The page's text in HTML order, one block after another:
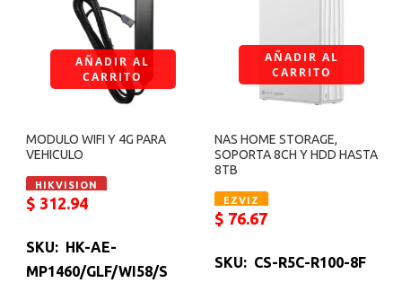
MODULO WIFI Y 4G PARA
VEHICULO
HIKVISION
$ 312.94
SKU: HK-AE-
MP1460/GLF/WI58/S
AÑADIR AL
CARRITO
NAS HOME STORAGE,
SOPORTA 8CH Y HDD HASTA
8TB
EZVIZ
$ 76.67
SKU: CS-R5C-R100-8F
AÑADIR AL
CARRITO